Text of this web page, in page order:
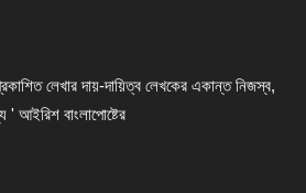
লেখার দায়-দায়িত্ব লেখকের একান্ত নিজস্ব,
আইরিশ বাংলাপোষ্টের